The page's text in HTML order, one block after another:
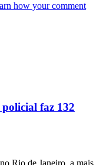
how your comment
faz 132
Rio de Janeiro, a mais